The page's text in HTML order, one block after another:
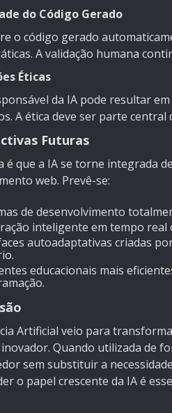
do Código Gerado
o código gerado
A validação humana
Éticas
da IA pode resultar
A ética deve ser parte
Futuras
é que a IA se torne integrada
web. Prevê-se:
de desenvolvimento
inteligente em tempo real
autoadaptativas criadas
educacionais mais
Artificial veio para
inovador. Quando utilizada de
sem substituir a
o papel crescente da IA é